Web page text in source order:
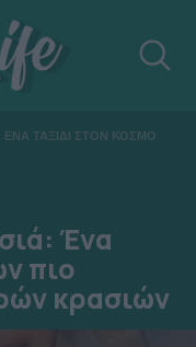
ΤΑΞΙΔΙ ΣΤΟΝ ΚΟΣΜΟ
Ένα
πιο
κρασιών